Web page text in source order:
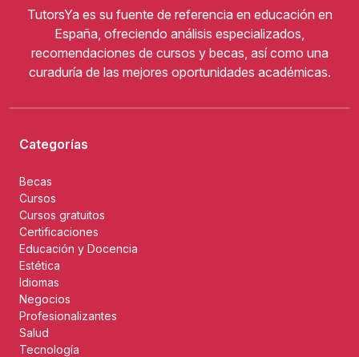
TutorsYa es su fuente de referencia en educación en
España, ofreciendo análisis especializados,
recomendaciones de cursos y becas, así como una
curaduría de las mejores oportunidades académicas.
Categorías
Becas
Cursos
Cursos gratuitos
Certificaciones
Educación y Docencia
Estética
Idiomas
Negocios
Profesionalizantes
Salud
Tecnología